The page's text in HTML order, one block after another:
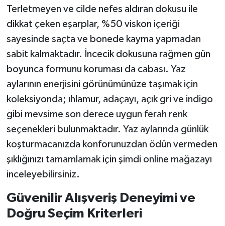
Terletmeyen ve cilde nefes aldıran dokusu ile
dikkat çeken eşarplar, %50 viskon içeriği
sayesinde saçta ve bonede kayma yapmadan
sabit kalmaktadır. İncecik dokusuna rağmen gün
boyunca formunu koruması da cabası. Yaz
aylarının enerjisini görünümünüze taşımak için
koleksiyonda; ıhlamur, adaçayı, açık gri ve indigo
gibi mevsime son derece uygun ferah renk
seçenekleri bulunmaktadır. Yaz aylarında günlük
koşturmacanızda konforunuzdan ödün vermeden
şıklığınızı tamamlamak için şimdi online mağazayı
inceleyebilirsiniz.
Güvenilir Alışveriş Deneyimi ve
Doğru Seçim Kriterleri